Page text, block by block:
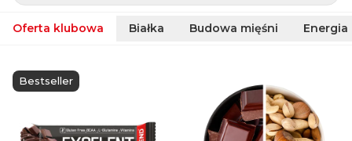
Oferta klubowa Białka Budowa mięśni Energia
Bestseller